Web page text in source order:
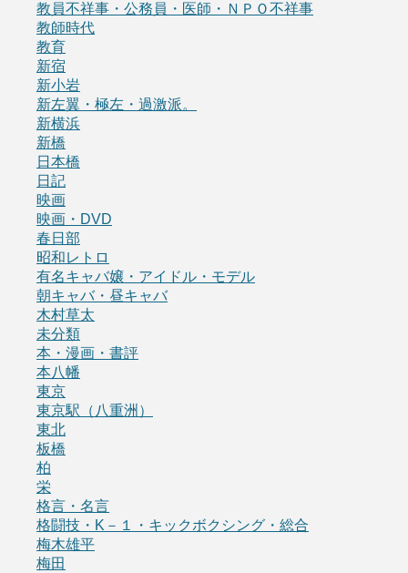
教員不祥事・公務員・医師・ＮＰＯ不祥事
教師時代
教育
新宿
新小岩
新左翼・極左・過激派。
新横浜
新橋
日本橋
日記
映画
映画・DVD
春日部
昭和レトロ
有名キャバ嬢・アイドル・モデル
朝キャバ・昼キャバ
木村草太
未分類
本・漫画・書評
本八幡
東京
東京駅（八重洲）
東北
板橋
柏
栄
格言・名言
格闘技・K－１・キックボクシング・総合
梅木雄平
梅田